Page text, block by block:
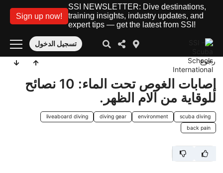
SSI NEWSLETTER: Dive destinations,
training insights, industry updates, and
expert tips — get the latest from SSI!
Sign up now!
تسجيل الدخول
رجوع
إصابات الغوص تحت الماء: 10 نصائح
للوقاية من آلام الظهر.
scuba diving
environment
diving gear
liveaboard diving
back pain